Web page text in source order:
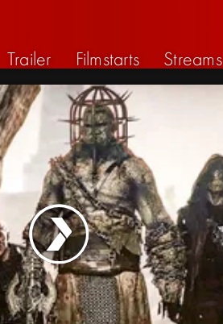
Trailer Filmstarts Streams